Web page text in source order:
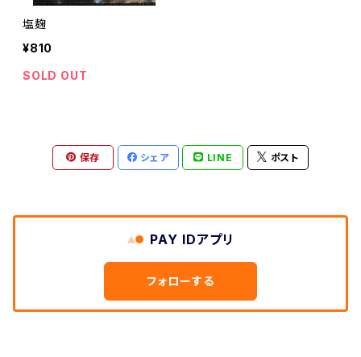
塩麹
¥810
SOLD OUT
保存 シェア LINE ポスト
PAY IDアプリ
フォローする